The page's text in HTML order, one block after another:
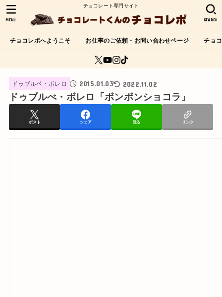
チョコレート専門サイト
チョコレポへようこそ お仕事のご依頼・お問い合わせページ チョ
SEARCH
MENU
ドゥブルベ・ボレロ 2015.01.03 2022.11.02
ドゥブルべ・ボレロ「ボンボンショコラ」
ポスト シェア 送る リンク